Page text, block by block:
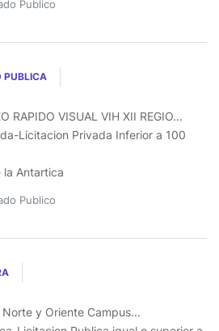
Publico
PUBLICA
RAPIDO VISUAL VIH XII REGIO...
Licitacion Privada Inferior a 100
la Antartica
Publico
y Oriente Campus...